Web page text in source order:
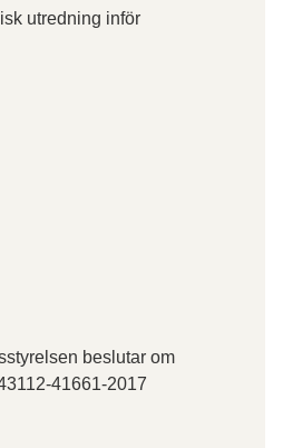
utredning inför
beslutar om
41661-2017